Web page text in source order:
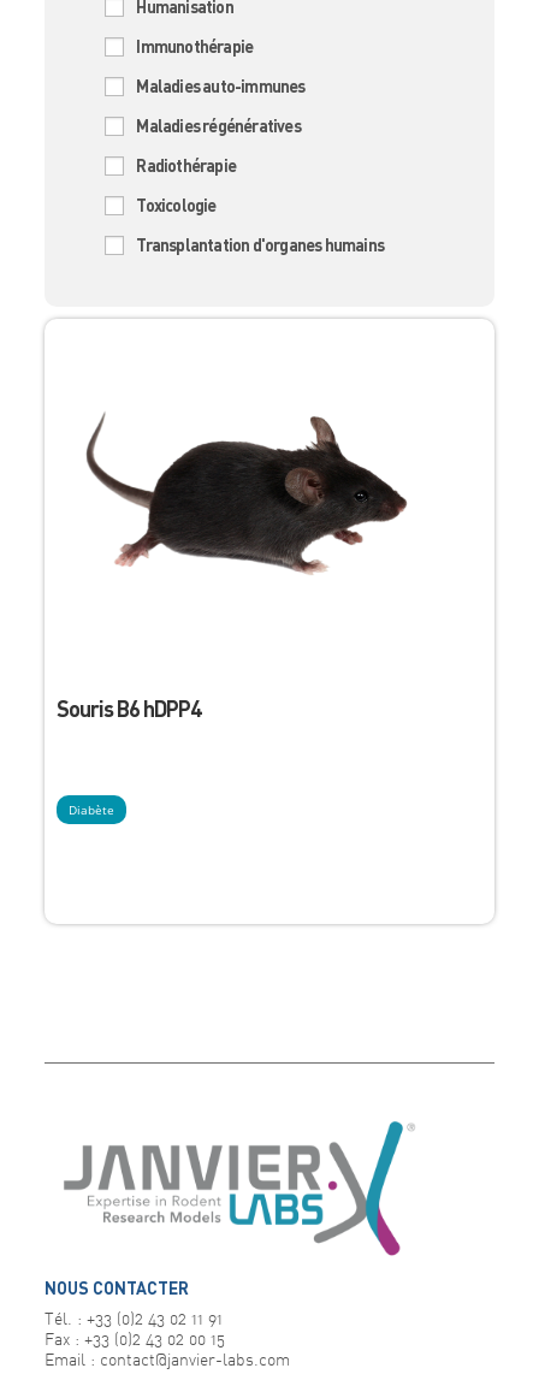
Souris B6 hDPP4
Diabète
Humanisation
Immunothérapie
Maladies auto-immunes
Maladies régénératives
Radiothérapie
Toxicologie
Transplantation d'organes humains
NOUS CONTACTER
Tél. : +33 (0)2 43 02 11 91
Fax : +33 (0)2 43 02 00 15
Email : contact@janvier-labs.com